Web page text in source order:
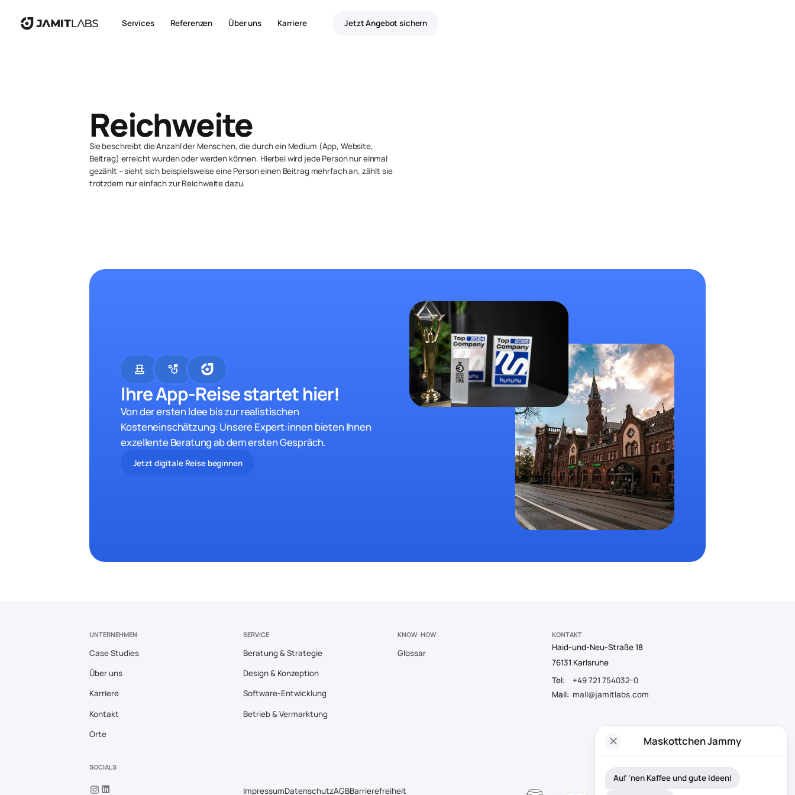
Services Referenzen Über uns Karriere Jetzt Angebot sichern
Reichweite
Sie beschreibt die Anzahl der Menschen, die durch ein Medium (App, Website,
Beitrag) erreicht wurden oder werden können. Hierbei wird jede Person nur einmal
gezählt – sieht sich beispielsweise eine Person einen Beitrag mehrfach an, zählt sie
trotzdem nur einfach zur Reichweite dazu.
chess strategy
Ihre App-Reise startet hier!
Von der ersten Idee bis zur realistischen
Kosteneinschätzung: Unsere Expert:innen bieten Ihnen
exzellente Beratung ab dem ersten Gespräch.
Jetzt digitale Reise beginnen
UNTERNEHMEN
Case Studies
Über uns
Karriere
Kontakt
Orte
SERVICE
Beratung & Strategie
Design & Konzeption
Software-Entwicklung
Betrieb & Vermarktung
KNOW-HOW
Glossar
KONTAKT
Haid-und-Neu-Straße 18
76131 Karlsruhe
Tel:
+49 721 754032-0
Mail: mail@jamitlabs.com
SOCIALS
ImpressumDatenschutzAGBBarrierefreiheit
close Maskottchen Jammy
Auf ’nen Kaffee und gute Ideen!